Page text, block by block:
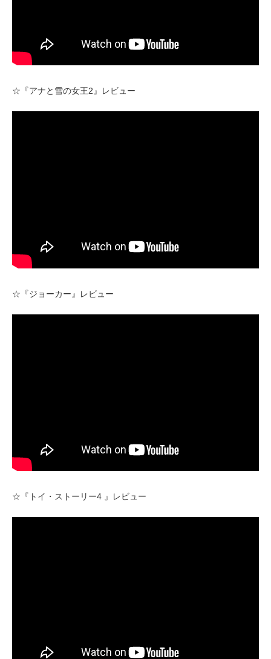
☆『アナと雪の女王2』レビュー
☆『ジョーカー』レビュー
☆『トイ・ストーリー4 』レビュー